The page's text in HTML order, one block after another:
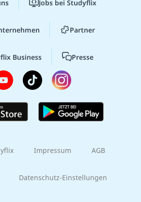
Jobs bei Studyflix
Partner
Business Presse
Impressum AGB
Datenschutz-Einstellungen